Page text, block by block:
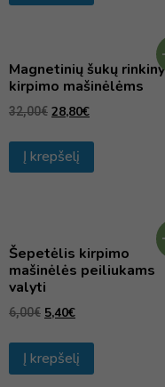
Magnetinių šukų
kirpimo mašinėlėms
32,00€ 28,80€
Į krepšelį
Šepetėlis kirpimo
mašinėlės peiliukams
valyti
6,00€ 5,40€
Į krepšelį